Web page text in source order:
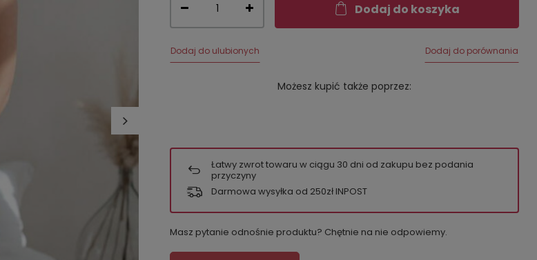
Dodaj do koszyka
Dodaj do ulubionych Dodaj do porównania
Możesz kupić także poprzez:
Łatwy zwrot towaru w ciągu 30 dni od zakupu bez podania
przyczyny
Darmowa wysyłka od 250zł INPOST
Masz pytanie odnośnie produktu? Chętnie na nie odpowiemy.